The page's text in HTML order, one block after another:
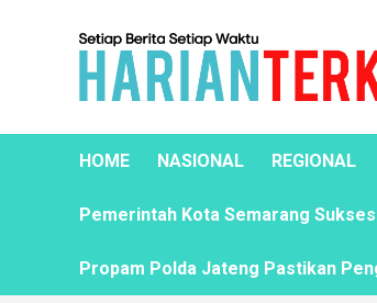
HOME NASIONAL REGIONAL
Pemerintah Kota Semarang
Propam Polda Jateng Pastikan